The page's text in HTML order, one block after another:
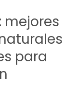
mejores
para